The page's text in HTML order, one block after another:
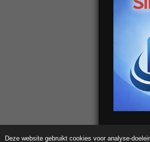
Deze website gebruikt cookies voor analyse-